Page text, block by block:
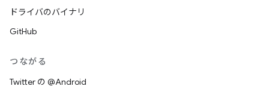
ドライバのバイナリ
GitHub
つながる
Twitter の @Android